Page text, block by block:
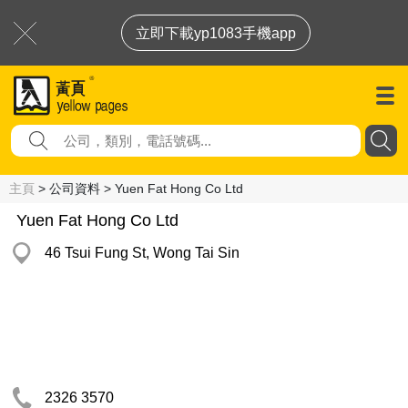
立即下載yp1083手機app
主頁 > 公司資料 > Yuen Fat Hong Co Ltd
Yuen Fat Hong Co Ltd
46 Tsui Fung St, Wong Tai Sin
2326 3570